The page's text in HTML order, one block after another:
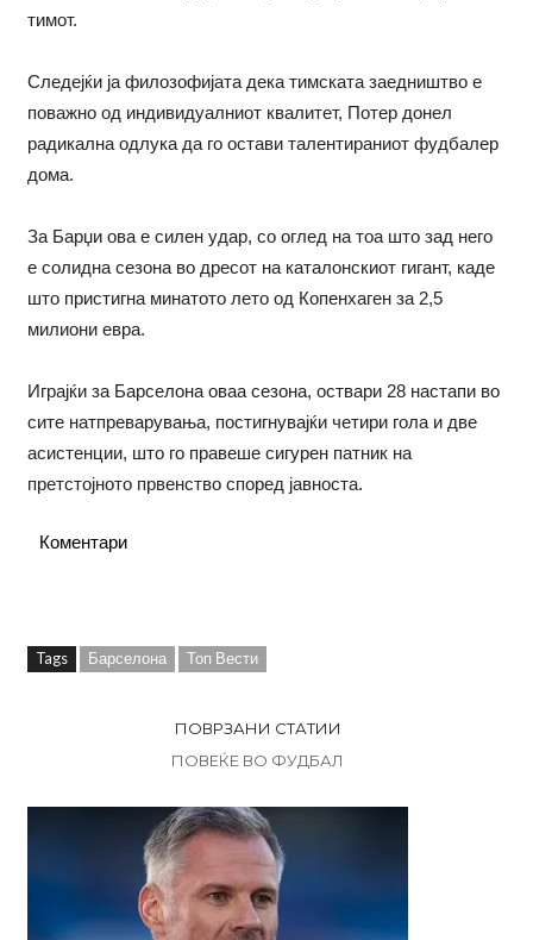
тимот.
Следејќи ја филозофијата дека тимската заедништво е
поважно од индивидуалниот квалитет, Потер донел
радикална одлука да го остави талентираниот фудбалер
дома.
За Барџи ова е силен удар, со оглед на тоа што зад него
е солидна сезона во дресот на каталонскиот гигант, каде
што пристигна минатото лето од Копенхаген за 2,5
милиони евра.
Играјќи за Барселона оваа сезона, оствари 28 настапи во
сите натпреварувања, постигнувајќи четири гола и две
асистенции, што го правеше сигурен патник на
претстојното првенство според јавноста.
Коментари
Tags Барселона Топ Вести
ПОВРЗАНИ СТАТИИ
ПОВЕЌЕ ВО ФУДБАЛ